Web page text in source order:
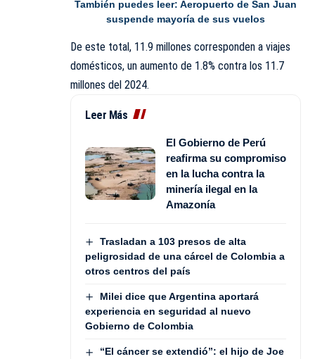
También puedes leer: Aeropuerto de San Juan
suspende mayoría de sus vuelos
De este total, 11.9 millones corresponden a viajes
domésticos, un aumento de 1.8% contra los 11.7
millones del 2024.
Leer Más
El Gobierno de Perú
reafirma su compromiso
en la lucha contra la
minería ilegal en la
Amazonía
Trasladan a 103 presos de alta
peligrosidad de una cárcel de Colombia a
otros centros del país
Milei dice que Argentina aportará
experiencia en seguridad al nuevo
Gobierno de Colombia
“El cáncer se extendió”: el hijo de Joe